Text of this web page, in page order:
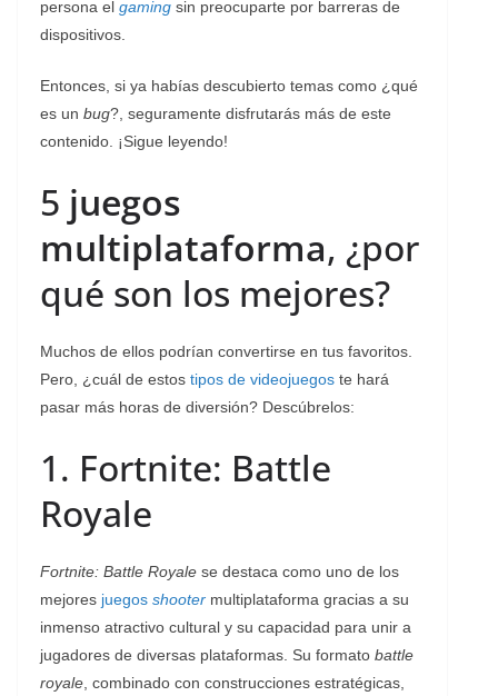
persona el gaming sin preocuparte por barreras de
dispositivos.
Entonces, si ya habías descubierto temas como ¿qué
es un bug?, seguramente disfrutarás más de este
contenido. ¡Sigue leyendo!
5 juegos
multiplataforma, ¿por
qué son los mejores?
Muchos de ellos podrían convertirse en tus favoritos.
Pero, ¿cuál de estos tipos de videojuegos te hará
pasar más horas de diversión? Descúbrelos:
1. Fortnite: Battle
Royale
Fortnite: Battle Royale se destaca como uno de los
mejores juegos shooter multiplataforma gracias a su
inmenso atractivo cultural y su capacidad para unir a
jugadores de diversas plataformas. Su formato battle
royale , combinado con construcciones estratégicas,